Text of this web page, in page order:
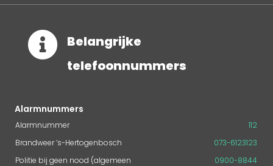

Belangrijke
telefoonnummers
Alarmnummers
Alarmnummer
112
Brandweer ‘s-Hertogenbosch
073-6123123
Politie bij geen nood (algemeen
0900-8844